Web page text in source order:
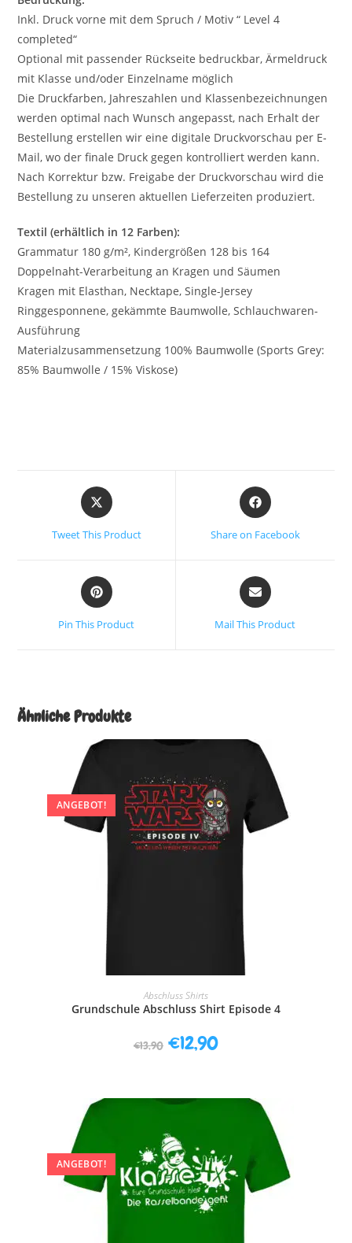
Inkl. Druck vorne mit dem Spruch / Motiv “ Level 4
completed“
Optional mit passender Rückseite bedruckbar, Ärmeldruck
mit Klasse und/oder Einzelname möglich
Die Druckfarben, Jahreszahlen und Klassenbezeichnungen
werden optimal nach Wunsch angepasst, nach Erhalt der
Bestellung erstellen wir eine digitale Druckvorschau per E-
Mail, wo der finale Druck gegen kontrolliert werden kann.
Nach Korrektur bzw. Freigabe der Druckvorschau wird die
Bestellung zu unseren aktuellen Lieferzeiten produziert.
Textil (erhältlich in 12 Farben):
Grammatur 180 g/m², Kindergrößen 128 bis 164
Doppelnaht-Verarbeitung an Kragen und Säumen
Kragen mit Elasthan, Necktape, Single-Jersey
Ringgesponnene, gekämmte Baumwolle, Schlauchwaren-
Ausführung
Materialzusammensetzung 100% Baumwolle (Sports Grey:
85% Baumwolle / 15% Viskose)
Tweet This Product Share on Facebook
Pin This Product Mail This Product
Ähnliche Produkte
ANGEBOT!
AUSFÜHRUNG WÄHLEN
Abschluss Shirts
Grundschule Abschluss Shirt Episode 4
€13,90 €12,90
ANGEBOT!